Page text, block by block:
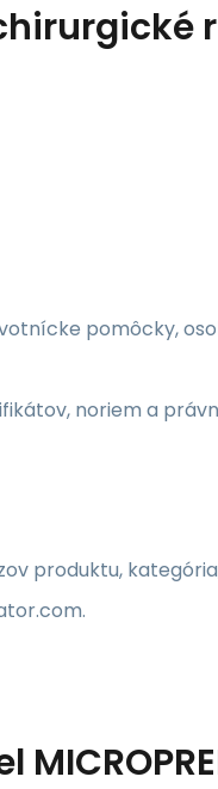
pomôcky,
noriem a
produktu,